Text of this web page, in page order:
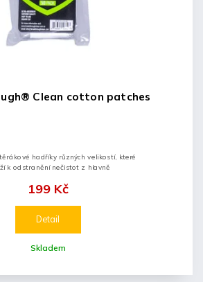
Clean cotton patches
Skladem
199 Kč
Detail
hadříky různých velikostí, které
k odstranění nečistot z hlavně